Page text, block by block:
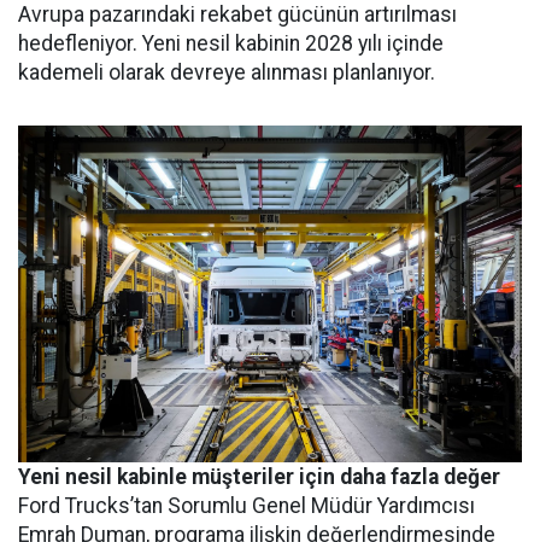
Avrupa pazarındaki rekabet gücünün artırılması
hedefleniyor. Yeni nesil kabinin 2028 yılı içinde
kademeli olarak devreye alınması planlanıyor.
Yeni nesil kabinle müşteriler için daha fazla değer
Ford Trucks’tan Sorumlu Genel Müdür Yardımcısı
Emrah Duman, programa ilişkin değerlendirmesinde